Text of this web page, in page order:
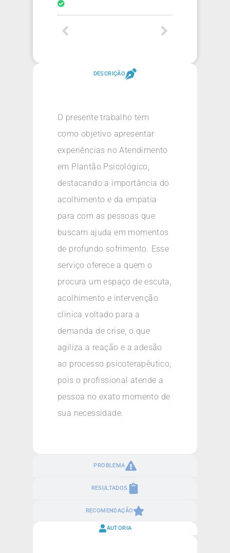
DESCRIÇÃO
PROBLEMA
RESULTADOS
RECOMENDAÇÃO
O presente trabalho tem
como objetivo apresentar
experiências no Atendimento
em Plantão Psicológico,
destacando a importância do
acolhimento e da empatia
para com as pessoas que
buscam ajuda em momentos
de profundo sofrimento. Esse
serviço oferece a quem o
procura um espaço de escuta,
acolhimento e intervenção
clínica voltado para a
demanda de crise, o que
agiliza a reação e a adesão
ao processo psicoterapêutico,
pois o profissional atende a
pessoa no exato momento de
sua necessidade.
AUTORIA